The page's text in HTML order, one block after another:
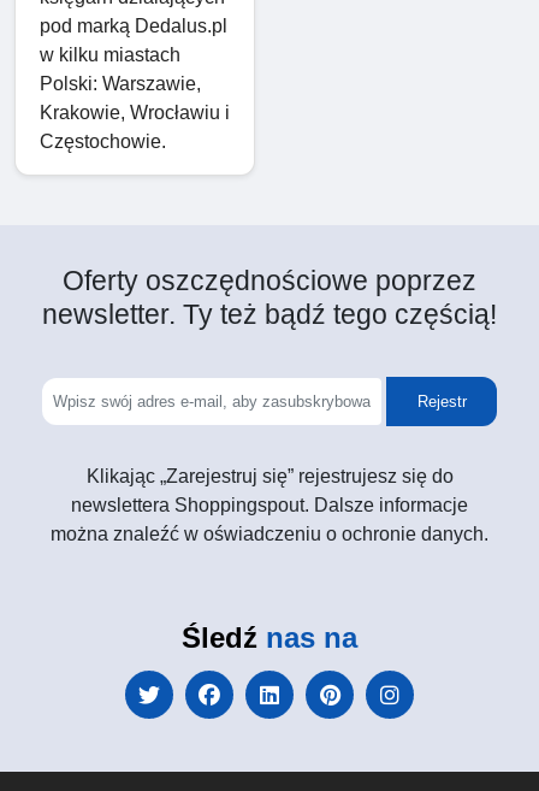
pod marką Dedalus.pl
w kilku miastach
Polski: Warszawie,
Krakowie, Wrocławiu i
Częstochowie.
Oferty oszczędnościowe poprzez
newsletter. Ty też bądź tego częścią!
Rejestr
Klikając „Zarejestruj się” rejestrujesz się do
newslettera Shoppingspout. Dalsze informacje
można znaleźć w oświadczeniu o ochronie danych.
Śledź nas na